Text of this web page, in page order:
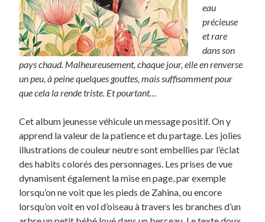
eau
précieuse
et rare
dans son
pays chaud. Malheureusement, chaque jour, elle en renverse
un peu, à peine quelques gouttes, mais suffisamment pour
que cela la rende triste. Et pourtant…
Cet album jeunesse véhicule un message positif. On y
apprend la valeur de la patience et du partage. Les jolies
illustrations de couleur neutre sont embellies par l’éclat
des habits colorés des personnages. Les prises de vue
dynamisent également la mise en page, par exemple
lorsqu’on ne voit que les pieds de Zahina, ou encore
lorsqu’on voit en vol d’oiseau à travers les branches d’un